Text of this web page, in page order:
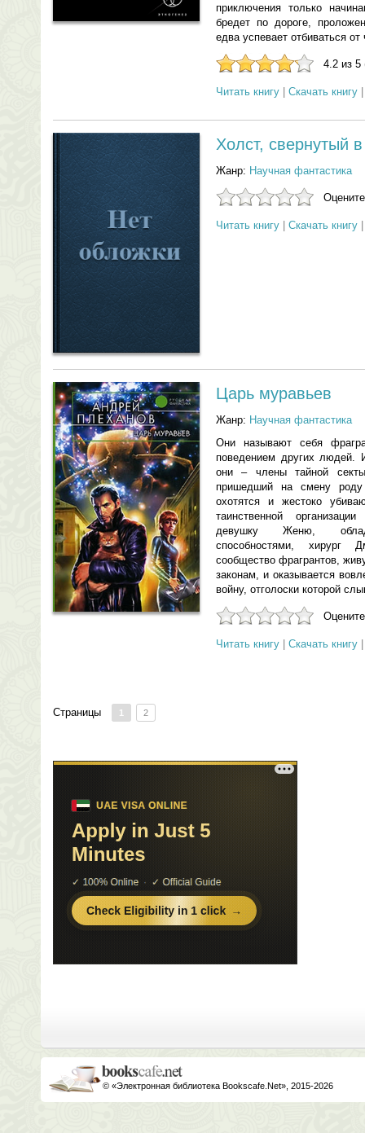
приключения только
бредет по дороге,
едва успевает отбиваться
4.2 из 5
Читать книгу Скачать книгу
Холст, свернутый в
Жанр: Научная фантастика
Читать книгу Скачать книгу
Царь муравьев
Жанр: Научная фантастика
Они называют себя
поведением других людей.
они – члены тайной
пришедший на смену
охотятся и жестоко
таинственной
девушку Женю,
способностями, хирург
сообщество фрагрантов,
законам, и оказывается
войну, отголоски которой
Читать книгу Скачать книгу
Страницы 1 2
© «Электронная библиотека Bookscafe.Net», 2015-2026